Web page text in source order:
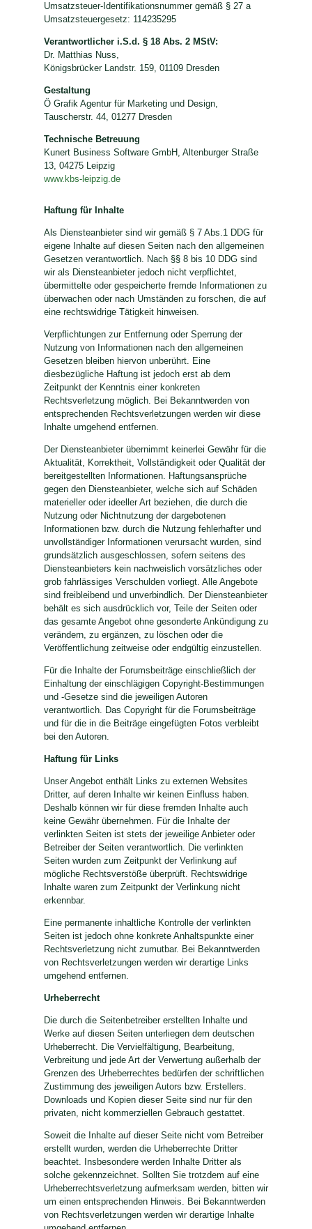
Umsatzsteuer-Identifikationsnummer gemäß § 27 a
Umsatzsteuergesetz: 114235295
Verantwortlicher i.S.d. § 18 Abs. 2 MStV:
Dr. Matthias Nuss,
Königsbrücker Landstr. 159, 01109 Dresden
Gestaltung
Ö Grafik Agentur für Marketing und Design,
Tauscherstr. 44, 01277 Dresden
Technische Betreuung
Kunert Business Software GmbH, Altenburger Straße
13, 04275 Leipzig
www.kbs-leipzig.de
Haftung für Inhalte
Als Diensteanbieter sind wir gemäß § 7 Abs.1 DDG für
eigene Inhalte auf diesen Seiten nach den allgemeinen
Gesetzen verantwortlich. Nach §§ 8 bis 10 DDG sind
wir als Diensteanbieter jedoch nicht verpflichtet,
übermittelte oder gespeicherte fremde Informationen zu
überwachen oder nach Umständen zu forschen, die auf
eine rechtswidrige Tätigkeit hinweisen.
Verpflichtungen zur Entfernung oder Sperrung der
Nutzung von Informationen nach den allgemeinen
Gesetzen bleiben hiervon unberührt. Eine
diesbezügliche Haftung ist jedoch erst ab dem
Zeitpunkt der Kenntnis einer konkreten
Rechtsverletzung möglich. Bei Bekanntwerden von
entsprechenden Rechtsverletzungen werden wir diese
Inhalte umgehend entfernen.
Der Diensteanbieter übernimmt keinerlei Gewähr für die
Aktualität, Korrektheit, Vollständigkeit oder Qualität der
bereitgestellten Informationen. Haftungsansprüche
gegen den Diensteanbieter, welche sich auf Schäden
materieller oder ideeller Art beziehen, die durch die
Nutzung oder Nichtnutzung der dargebotenen
Informationen bzw. durch die Nutzung fehlerhafter und
unvollständiger Informationen verursacht wurden, sind
grundsätzlich ausgeschlossen, sofern seitens des
Diensteanbieters kein nachweislich vorsätzliches oder
grob fahrlässiges Verschulden vorliegt. Alle Angebote
sind freibleibend und unverbindlich. Der Diensteanbieter
behält es sich ausdrücklich vor, Teile der Seiten oder
das gesamte Angebot ohne gesonderte Ankündigung zu
verändern, zu ergänzen, zu löschen oder die
Veröffentlichung zeitweise oder endgültig einzustellen.
Für die Inhalte der Forumsbeiträge einschließlich der
Einhaltung der einschlägigen Copyright-Bestimmungen
und -Gesetze sind die jeweiligen Autoren
verantwortlich. Das Copyright für die Forumsbeiträge
und für die in die Beiträge eingefügten Fotos verbleibt
bei den Autoren.
Haftung für Links
Unser Angebot enthält Links zu externen Websites
Dritter, auf deren Inhalte wir keinen Einfluss haben.
Deshalb können wir für diese fremden Inhalte auch
keine Gewähr übernehmen. Für die Inhalte der
verlinkten Seiten ist stets der jeweilige Anbieter oder
Betreiber der Seiten verantwortlich. Die verlinkten
Seiten wurden zum Zeitpunkt der Verlinkung auf
mögliche Rechtsverstöße überprüft. Rechtswidrige
Inhalte waren zum Zeitpunkt der Verlinkung nicht
erkennbar.
Eine permanente inhaltliche Kontrolle der verlinkten
Seiten ist jedoch ohne konkrete Anhaltspunkte einer
Rechtsverletzung nicht zumutbar. Bei Bekanntwerden
von Rechtsverletzungen werden wir derartige Links
umgehend entfernen.
Urheberrecht
Die durch die Seitenbetreiber erstellten Inhalte und
Werke auf diesen Seiten unterliegen dem deutschen
Urheberrecht. Die Vervielfältigung, Bearbeitung,
Verbreitung und jede Art der Verwertung außerhalb der
Grenzen des Urheberrechtes bedürfen der schriftlichen
Zustimmung des jeweiligen Autors bzw. Erstellers.
Downloads und Kopien dieser Seite sind nur für den
privaten, nicht kommerziellen Gebrauch gestattet.
Soweit die Inhalte auf dieser Seite nicht vom Betreiber
erstellt wurden, werden die Urheberrechte Dritter
beachtet. Insbesondere werden Inhalte Dritter als
solche gekennzeichnet. Sollten Sie trotzdem auf eine
Urheberrechtsverletzung aufmerksam werden, bitten wir
um einen entsprechenden Hinweis. Bei Bekanntwerden
von Rechtsverletzungen werden wir derartige Inhalte